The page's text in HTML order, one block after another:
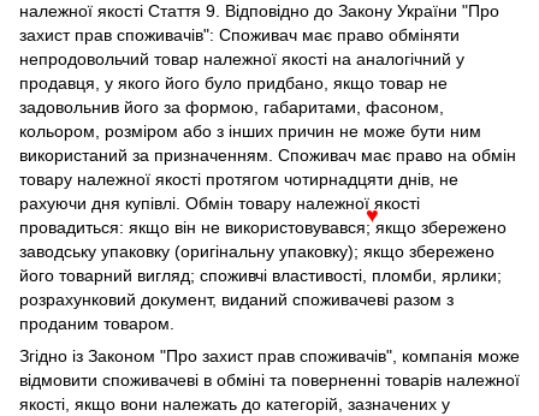
належної якості Стаття 9. Відповідно до Закону України "Про
захист прав споживачів": Споживач має право обміняти
непродовольчий товар належної якості на аналогічний у
продавця, у якого його було придбано, якщо товар не
задовольнив його за формою, габаритами, фасоном,
кольором, розміром або з інших причин не може бути ним
використаний за призначенням. Споживач має право на обмін
товару належної якості протягом чотирнадцяти днів, не
рахуючи дня купівлі. Обмін товару належної якості
провадиться: якщо він не використовувався; якщо збережено
заводську упаковку (оригінальну упаковку); якщо збережено
його товарний вигляд; споживчі властивості, пломби, ярлики;
розрахунковий документ, виданий споживачеві разом з
проданим товаром.
Згідно із Законом "Про захист прав споживачів", компанія може
відмовити споживачеві в обміні та поверненні товарів належної
якості, якщо вони належать до категорій, зазначених у
♥